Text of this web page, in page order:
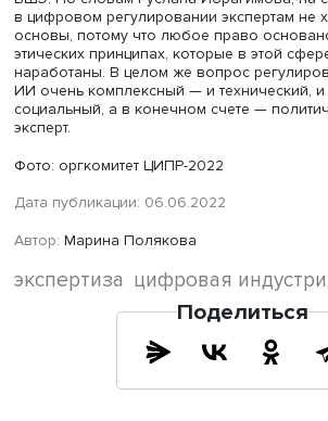
Руслан Ибрагимов, фото: оргкомитет
В обществе активно идет
алгоритмизировать и отдать на откуп
интеллекту, а какие нет, отметил
большую настороженность
связано с правами человека: